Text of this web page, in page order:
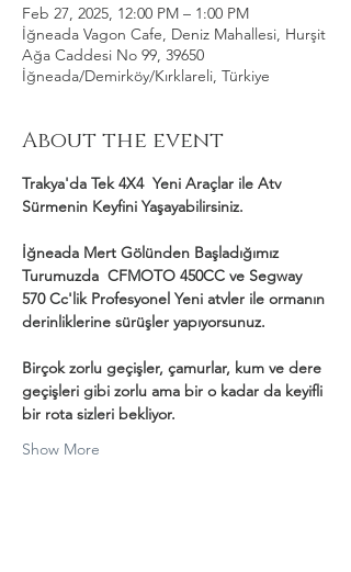
Feb 27, 2025, 12:00 PM – 1:00 PM
İğneada Vagon Cafe, Deniz Mahallesi, Hurşit
Ağa Caddesi No 99, 39650
İğneada/Demirköy/Kırklareli, Türkiye
About the event
Trakya'da Tek 4X4  Yeni Araçlar ile Atv
Sürmenin Keyfini Yaşayabilirsiniz.
İğneada Mert Gölünden Başladığımız
Turumuzda  CFMOTO 450CC ve Segway
570 Cc'lik Profesyonel Yeni atvler ile ormanın
derinliklerine sürüşler yapıyorsunuz.
Birçok zorlu geçişler, çamurlar, kum ve dere
geçişleri gibi zorlu ama bir o kadar da keyifli
bir rota sizleri bekliyor.
Show More